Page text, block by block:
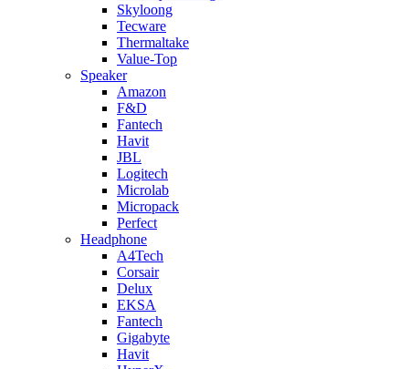
Skyloong
Tecware
Thermaltake
Value-Top
Speaker
Amazon
F&D
Fantech
Havit
JBL
Logitech
Microlab
Micropack
Perfect
Headphone
A4Tech
Corsair
Delux
EKSA
Fantech
Gigabyte
Havit